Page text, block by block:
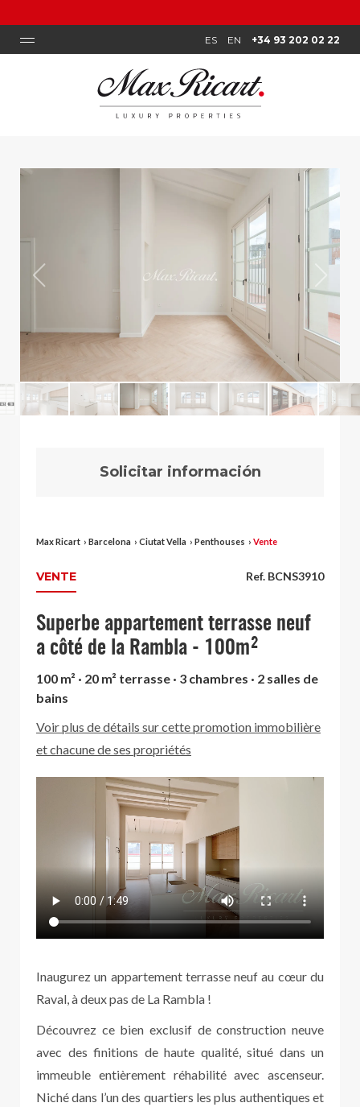
ES EN +34 93 202 02 22
Solicitar información
Max Ricart › Barcelona › Ciutat Vella › Penthouses › Vente
VENTE Ref. BCNS3910
Superbe appartement terrasse neuf
a côté de la Rambla - 100m²
100 m² · 20 m² terrasse · 3 chambres · 2 salles de
bains
Voir plus de détails sur cette promotion immobilière
et chacune de ses propriétés
Inaugurez un appartement terrasse neuf au cœur du
Raval, à deux pas de La Rambla !
Découvrez ce bien exclusif de construction neuve
avec des finitions de haute qualité, situé dans un
immeuble entièrement réhabilité avec ascenseur.
Niché dans l’un des quartiers les plus authentiques et